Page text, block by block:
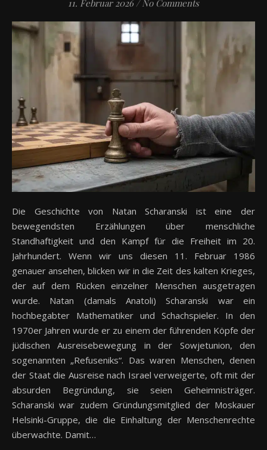
11. Februar 2026 / No Comments
Die Geschichte von Natan Scharanski ist eine der
bewegendsten Erzählungen über menschliche
Standhaftigkeit und den Kampf für die Freiheit im 20.
Jahrhundert. Wenn wir uns diesen 11. Februar 1986
genauer ansehen, blicken wir in die Zeit des kalten Krieges,
der auf dem Rücken einzelner Menschen ausgetragen
wurde. Natan (damals Anatoli) Scharanski war ein
hochbegabter Mathematiker und Schachspieler. In den
1970er Jahren wurde er zu einem der führenden Köpfe der
jüdischen Ausreisebewegung in der Sowjetunion, den
sogenannten „Refuseniks“. Das waren Menschen, denen
der Staat die Ausreise nach Israel verweigerte, oft mit der
absurden Begründung, sie seien Geheimnisträger.
Scharanski war zudem Gründungsmitglied der Moskauer
Helsinki-Gruppe, die die Einhaltung der Menschenrechte
überwachte. Damit…